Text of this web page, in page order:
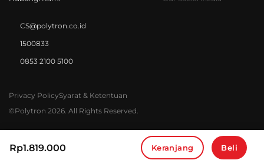
Rp1.819.000 Keranjang Beli
CS@polytron.co.id
1500833
0853 2100 5100
Privacy PolicySyarat & Ketentuan
©Polytron 2026. All Rights Reserved.